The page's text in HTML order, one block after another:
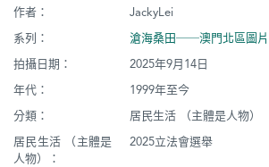
市
作者：
JackyLei
系列：
滄海桑田──澳門北區圖
拍攝日期：
2025年9月14日
年代：
1999年至今
分類：
居民生活 （主體是人物）
居民生活 （主體是
人物）：
2025立法會選舉